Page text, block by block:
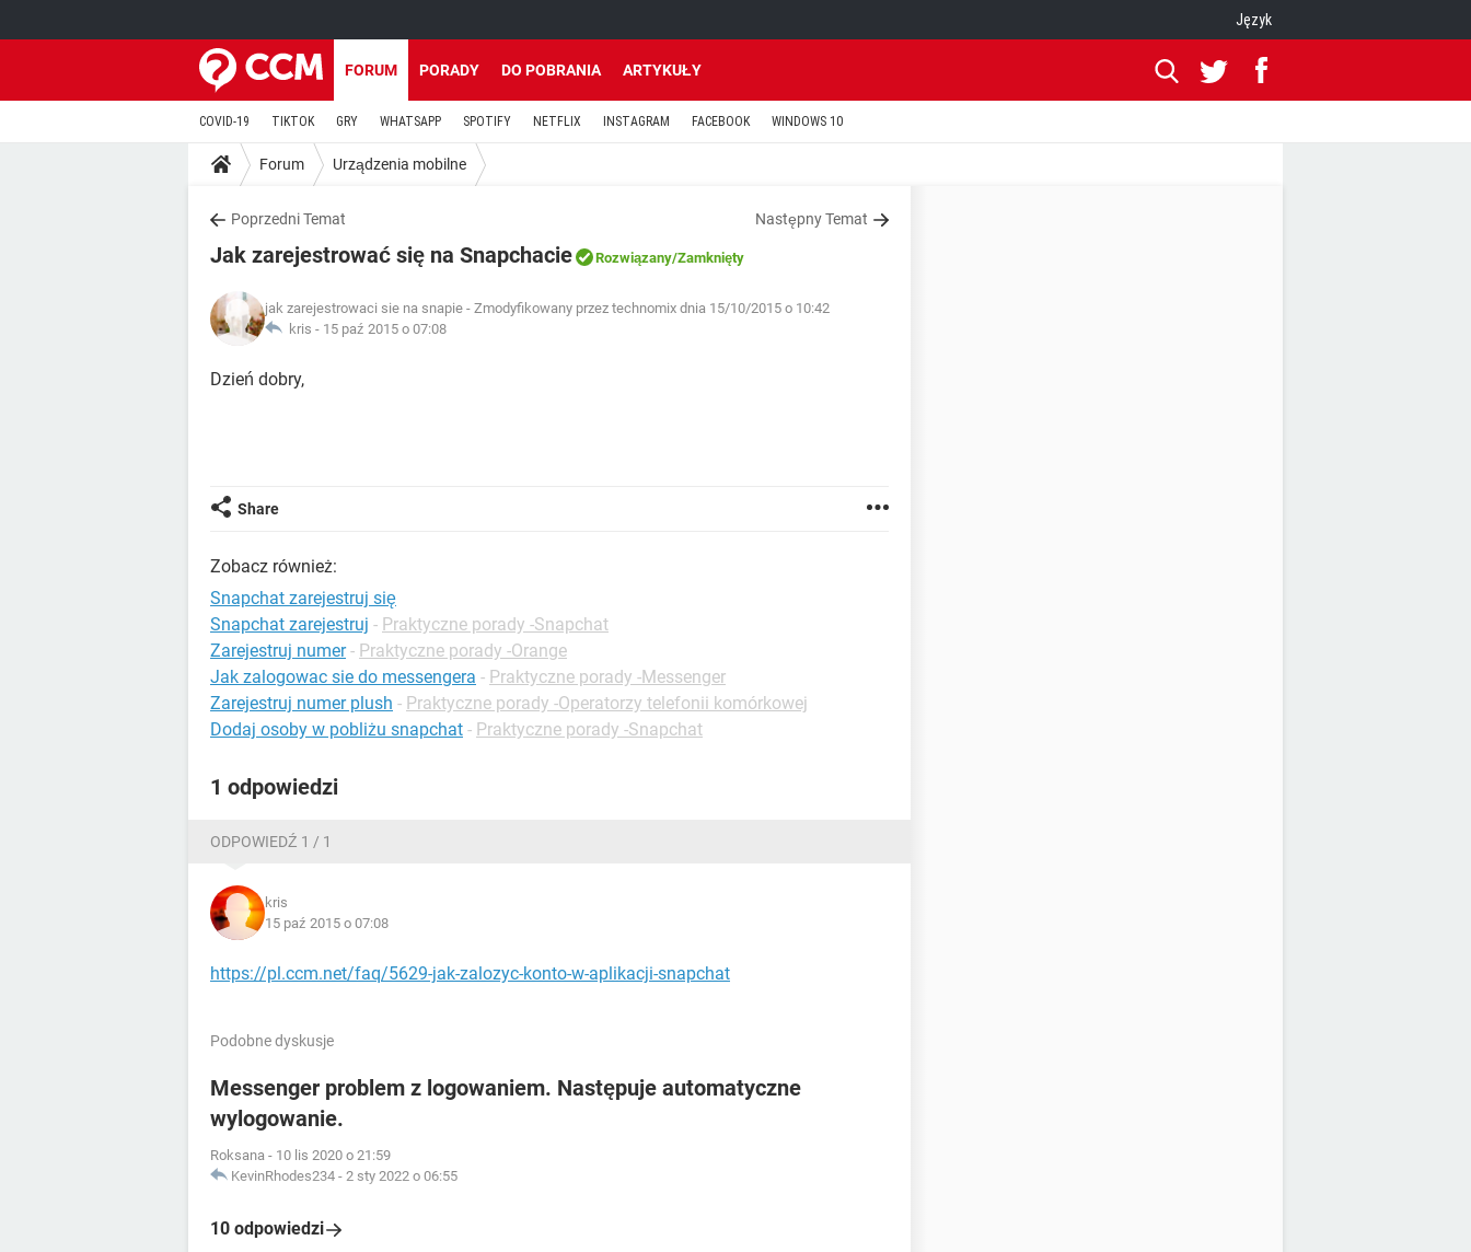
Język
FORUM PORADY DO POBRANIA ARTYKUŁY
COVID-19 TIKTOK GRY WHATSAPP SPOTIFY NETFLIX INSTAGRAM FACEBOOK WINDOWS 10
Forum Urządzenia mobilne
Poprzedni Temat Następny Temat
Jak zarejestrować się na Snapchacie Rozwiązany/Zamknięty
jak zarejestrowaci sie na snapie - Zmodyfikowany przez technomix dnia 15/10/2015 o 10:42
kris - 15 paź 2015 o 07:08
Dzień dobry,
Share
Zobacz również:
Snapchat zarejestruj się
Snapchat zarejestruj - Praktyczne porady -Snapchat
Zarejestruj numer - Praktyczne porady -Orange
Jak zalogowac sie do messengera - Praktyczne porady -Messenger
Zarejestruj numer plush - Praktyczne porady -Operatorzy telefonii komórkowej
Dodaj osoby w pobliżu snapchat - Praktyczne porady -Snapchat
1 odpowiedzi
ODPOWIEDŹ 1 / 1
kris
15 paź 2015 o 07:08
https://pl.ccm.net/faq/5629-jak-zalozyc-konto-w-aplikacji-snapchat
Podobne dyskusje
Messenger problem z logowaniem. Następuje automatyczne
wylogowanie.
Roksana - 10 lis 2020 o 21:59
KevinRhodes234 - 2 sty 2022 o 06:55
10 odpowiedzi